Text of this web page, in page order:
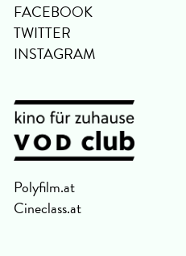
FACEBOOK
TWITTER
INSTAGRAM
Polyfilm.at
Cineclass.at